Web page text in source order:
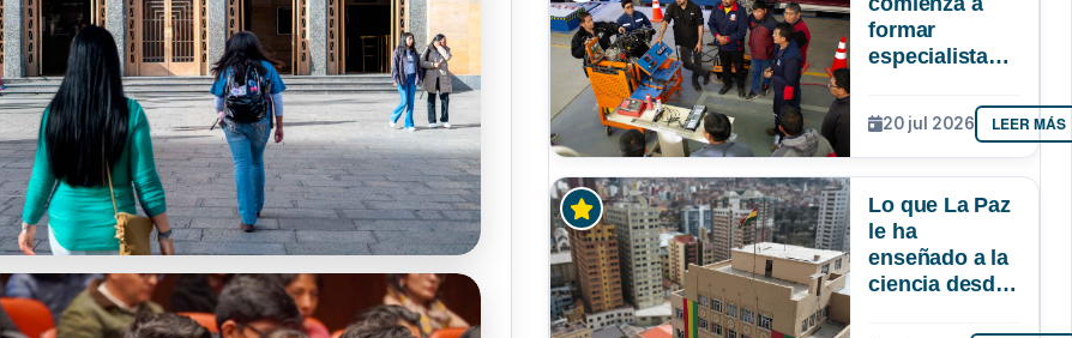
formar
especialistas
de vehículos
afectados por
la gasolina de
20 jul 2026 LEER MÁS
Lo que La Paz
le ha
enseñado a la
ciencia desde